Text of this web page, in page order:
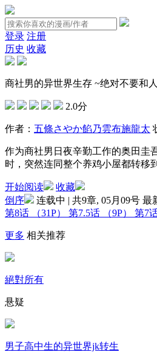
登录 注册
历史 收藏
商社男的异世界生存 ~绝对不要和
2.0分
作者： 五條さやか餡乃雲布施龍太
作为商社男日夜辛勤工作的奥田圭
时，突然连同整个养鸡小屋都转
开始阅读
收藏
倒序
连载中 | 共9章, 05月09号 最
第8话
（31P） 第7.5话 （9P） 第7
更多 相关推荐
絕對所有
悬疑
男子高中生的异世界jk转生